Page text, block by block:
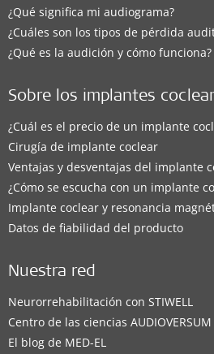
¿Qué significa mi audiograma?
¿Cuáles son los tipos de pérdida
¿Qué es la audición y cómo funciona?
Sobre los implantes
¿Cuál es el precio de un implante
Cirugía de implante coclear
Ventajas y desventajas del implante
¿Cómo se escucha con un implante
Implante coclear y resonancia
Datos de fiabilidad del producto
Nuestra red
Neurorrehabilitación con STIWELL
Centro de las ciencias AUDIOVERSUM
El blog de MED-EL